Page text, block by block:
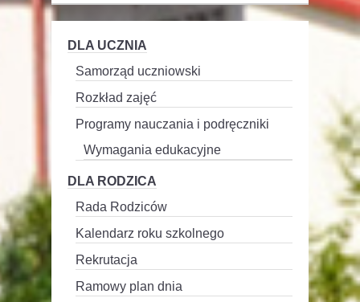
DLA UCZNIA
Samorząd uczniowski
Rozkład zajęć
Programy nauczania i podręczniki
Wymagania edukacyjne
DLA RODZICA
Rada Rodziców
Kalendarz roku szkolnego
Rekrutacja
Ramowy plan dnia